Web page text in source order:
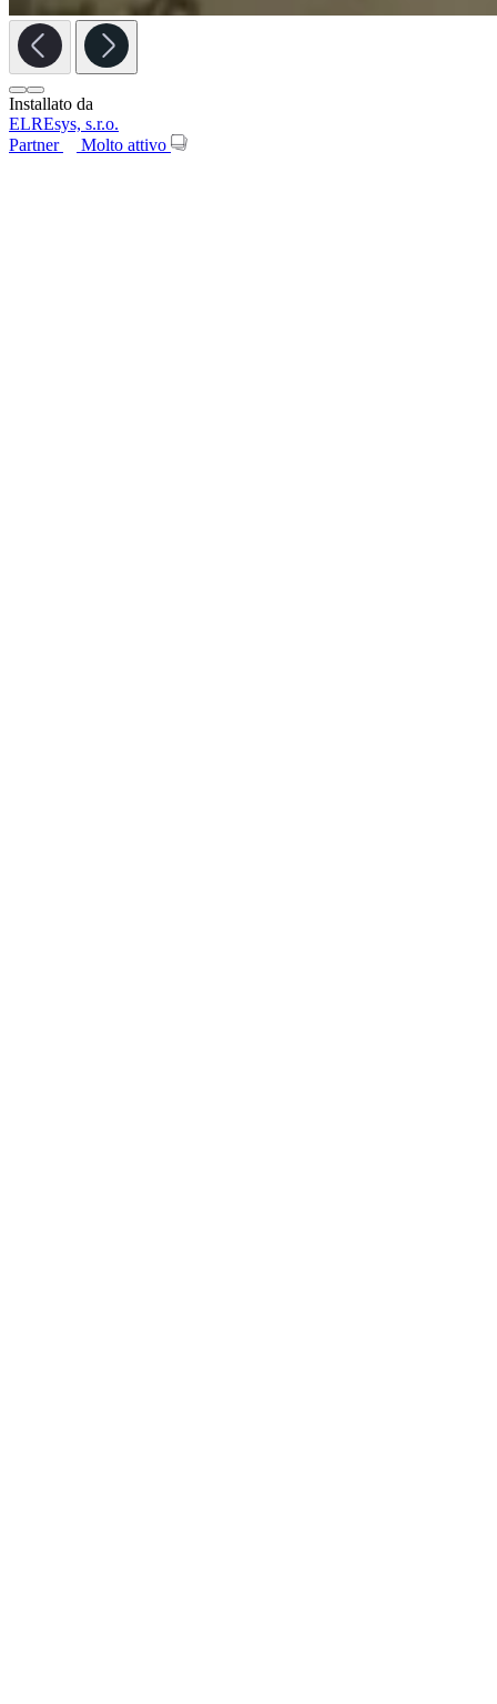
Installato da
ELREsys, s.r.o.
Partner
Molto attivo